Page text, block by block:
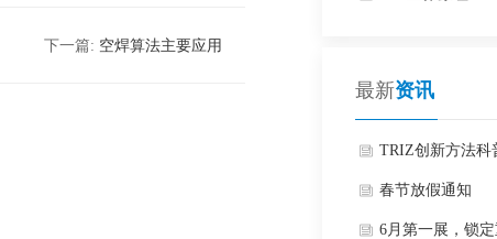
下一篇: 空焊算法主要应用
最新资讯
TRIZ创新方法科
活动
春节放假通知
6月第一展，锁